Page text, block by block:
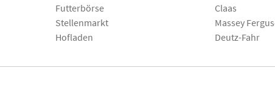
Futterbörse
Stellenmarkt
Hofladen
Claas
Massey
Deutz-Fahr